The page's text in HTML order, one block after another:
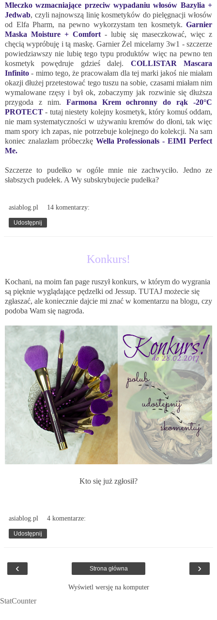
Mleczko wzmacniające przeciw wypadaniu włosów Bazylia +
Jedwab, czyli najnowszą linię kosmetyków do pielęgnacji włosów
od Elfa Pharm, na pewno wykorzystam ten kosmetyk. Garnier
Maska Moisture + Comfort - lubię się maseczkować, więc z
chęcią wypróbuję i tą maskę. Garnier Żel micelarny 3w1 - szczerze
powiedziawszy nie lubię tego typu produktów więc na pewno ten
kosmetyk powędruje gdzieś dalej. COLLISTAR Mascara
Infinito - mimo tego, że pracowałam dla tej marki jakoś nie miałam
okazji dłużej przetestować tego tuszu na sobie, czasami miałam nim
wymalowane rzęsy i był ok, zobaczymy jak rozwinie się dłuższa
przygoda z nim. Farmona Krem ochronny do rąk -20°C
PROTECT - tutaj niestety kolejny kosmetyk, który komuś oddam,
nie mam systematyczności w używaniu kremów do dłoni, tak więc
mam spory ich zapas, nie potrzebuje kolejnego do kolekcji. Na sam
koniec znalazłam próbeczkę Wella Professionals - EIMI Perfect
Me.
Szczerze to pudełko w ogóle mnie nie zachwyciło. Jedno ze
słabszych pudełek. A Wy subskrybujecie pudełka?
asiablog.pl 14 komentarzy:
Udostępnij
Konkurs!
Kochani, na moim fan page ruszył konkurs, w którym do wygrania
są pięknie wyglądające pędzelki od Jessup. TUTAJ możecie się
zgłaszać, ale koniecznie dajcie mi znać w komentarzu na blogu, czy
podoba Wam się nagroda.
Kto się już zgłosił?
asiablog.pl 4 komentarze:
Udostępnij
‹ ›
Strona główna
Wyświetl wersję na komputer
StatCounter